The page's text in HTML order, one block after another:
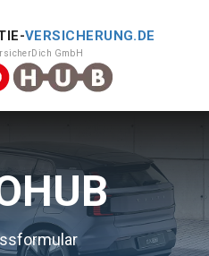
VERSICHERUNG.DE
GmbH